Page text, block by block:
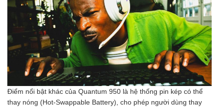
Điểm nổi bật khác của Quantum 950 là hệ thống pin kép có thể
thay nóng (Hot-Swappable Battery), cho phép người dùng thay